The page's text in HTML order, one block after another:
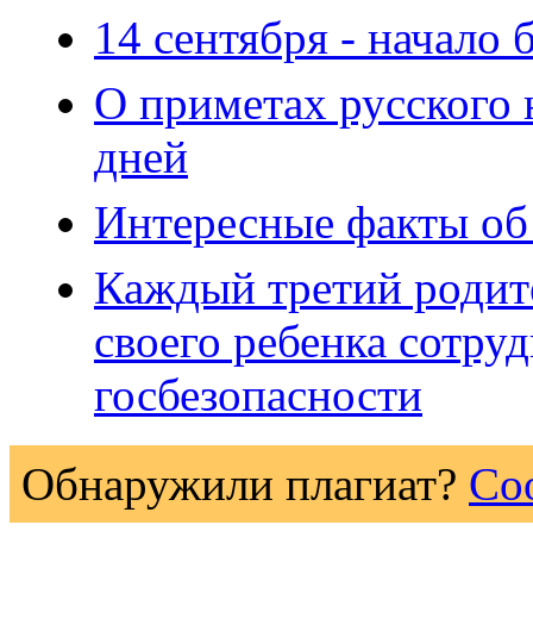
14 сентября - начало
О приметах
дней
Интересные факты
Каждый третий
своего ребенка
госбезопасности
Обнаружили плагиат?